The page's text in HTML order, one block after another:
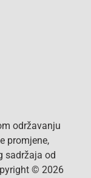
održavanju
promjene,
sadržaja od
© 2026